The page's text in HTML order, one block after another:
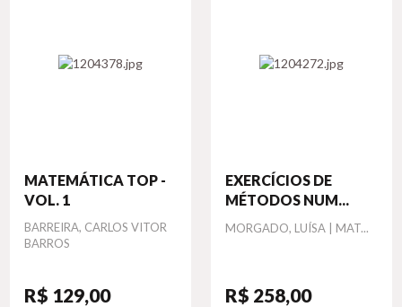
MATEMÁTICA TOP -
VOL. 1
Autor
BARREIRA, CARLOS VITOR
BARROS
R$ 129,00
EXERCÍCIOS DE
MÉTODOS NUM...
Autor
MORGADO, LUÍSA | MAT...
R$ 258,00